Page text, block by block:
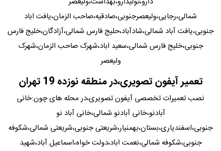
شمالی،رجایی،ولیعصرجنوبی،صادقیه،صاحب الزمان،یافت اباد
جنوبی،یافت آباد شمالی،شادآباد،حلیج فارس شمالی،آزادگان،خلیج فارس
جنوبی،خلیج فارس شمالی،سعید اباد،شهرک صاحب الزمان،شهرک
ولیعصر
تعمیر آیفون تصویری،در منطقه نوزده 19 تهران
نصب تعمیرات تخصصی آیفون تصویری،در محله های چون:خانی
آبادنو،خانی آبادنو شمالی،خانی آباد نو
جنوبی،اسفندیاری،بستان،بهمنیار،شریعتی جنوبی،شریعتی شمالی،شکوفه
جنوبی،شکوفه شمالی،نعمت اباد،دولت خواه،اسماعیل آباد،شهید